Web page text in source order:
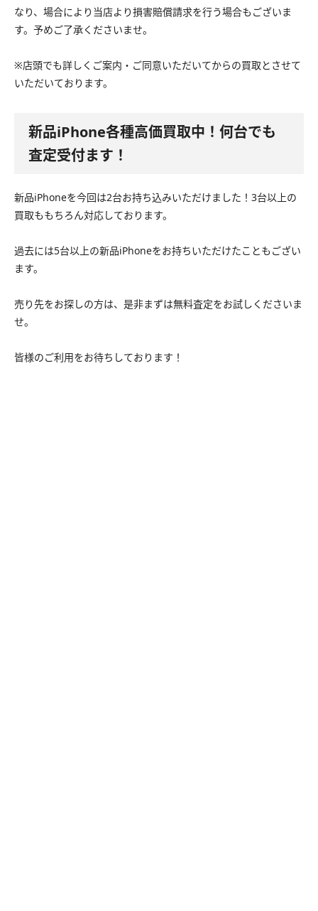
なり、場合により当店より損害賠償請求を行う場合もございま
す。予めご了承くださいませ。
※店頭でも詳しくご案内・ご同意いただいてからの買取とさせて
いただいております。
新品iPhone各種高価買取中！何台でも
査定受付ます！
新品iPhoneを今回は2台お持ち込みいただけました！3台以上の
買取ももちろん対応しております。
過去には5台以上の新品iPhoneをお持ちいただけたこともござい
ます。
売り先をお探しの方は、是非まずは無料査定をお試しくださいま
せ。
皆様のご利用をお待ちしております！